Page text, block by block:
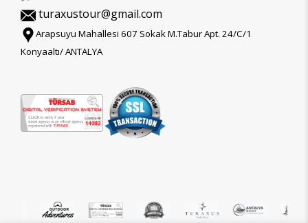
turaxustour@gmail.com
Arapsuyu Mahallesi 607 Sokak M.Tabur Apt. 24/C/1
Konyaaltı/ ANTALYA